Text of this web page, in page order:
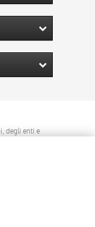
degli enti e